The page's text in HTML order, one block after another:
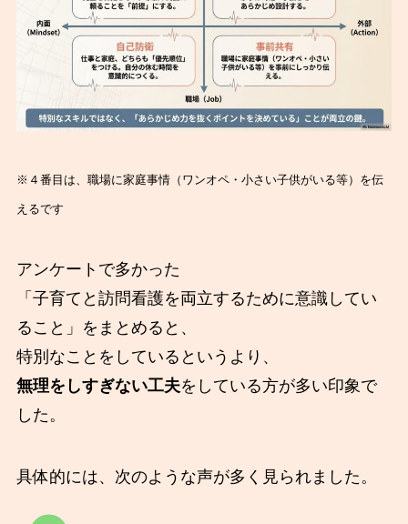
※４番目は、職場に家庭事情（ワンオペ・小さい子供がいる等）を伝
えるです
アンケートで多かった
「子育てと訪問看護を両立するために意識してい
ること」をまとめると、
特別なことをしているというより、
無理をしすぎない工夫をしている方が多い印象で
した。
具体的には、次のような声が多く見られました。